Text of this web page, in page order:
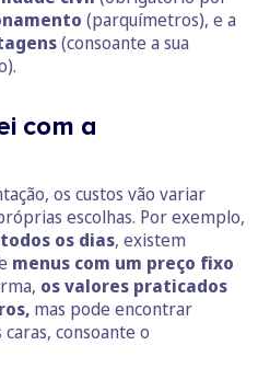
(parquímetros), e a
(consoante a sua
com a
os custos vão variar
escolhas. Por exemplo,
os dias, existem
menus com um preço fixo
os valores praticados
mas pode encontrar
consoante o